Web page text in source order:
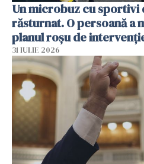
Un microbuz cu sportivi
răsturnat. O persoană a
planul roșu de
31 IULIE 2026